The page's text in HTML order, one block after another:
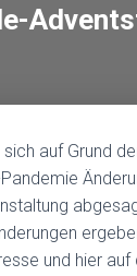
auf Grund
und hier